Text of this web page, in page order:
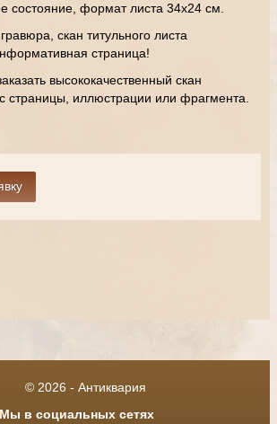
состояние, формат листа 34х24 см.
скан титульного листа
страница!
высококачественный скан
страницы, иллюстрации или фрагмента.
© 2026 - Антиквария
Мы в социальных сетях